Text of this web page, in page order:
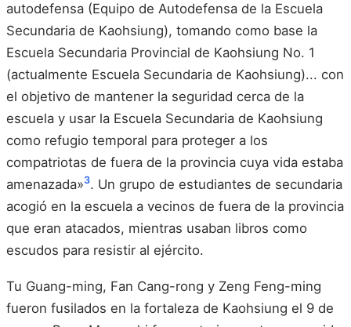
autodefensa (Equipo de Autodefensa de la Escuela
Secundaria de Kaohsiung), tomando como base la
Escuela Secundaria Provincial de Kaohsiung No. 1
(actualmente Escuela Secundaria de Kaohsiung)... con
el objetivo de mantener la seguridad cerca de la
escuela y usar la Escuela Secundaria de Kaohsiung
como refugio temporal para proteger a los
compatriotas de fuera de la provincia cuya vida estaba
amenazada»3. Un grupo de estudiantes de secundaria
acogió en la escuela a vecinos de fuera de la provincia
que eran atacados, mientras usaban libros como
escudos para resistir al ejército.
Tu Guang-ming, Fan Cang-rong y Zeng Feng-ming
fueron fusilados en la fortaleza de Kaohsiung el 9 de